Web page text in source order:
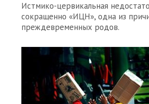
Истмико-цервикальная
сокращенно «ИЦН», одна из
преждевременных родов.